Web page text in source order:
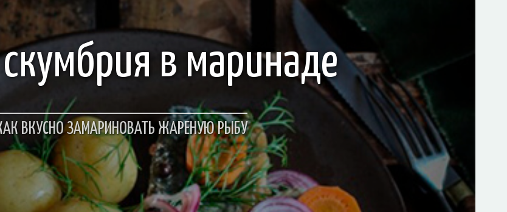
в маринаде
ВКУСНО ЗАМАРИНОВАТЬ ЖАРЕНУЮ РЫБУ